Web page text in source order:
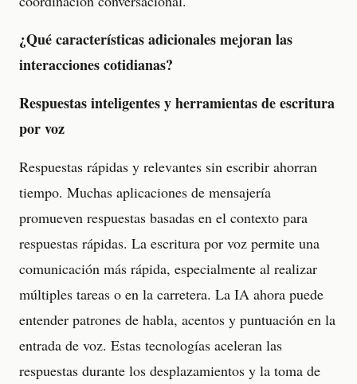
¿Qué características adicionales mejoran las
interacciones cotidianas?
Respuestas inteligentes y herramientas de escritura
por voz
Respuestas rápidas y relevantes sin escribir ahorran
tiempo. Muchas aplicaciones de mensajería
promueven respuestas basadas en el contexto para
respuestas rápidas. La escritura por voz permite una
comunicación más rápida, especialmente al realizar
múltiples tareas o en la carretera. La IA ahora puede
entender patrones de habla, acentos y puntuación en la
entrada de voz. Estas tecnologías aceleran las
respuestas durante los desplazamientos y la toma de